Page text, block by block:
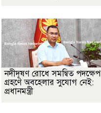
নদীদূষণ রোধে সমন্বিত পদক্ষেপ
গ্রহণে অবহেলার সুযোগ নেই:
প্রধানমন্ত্রী